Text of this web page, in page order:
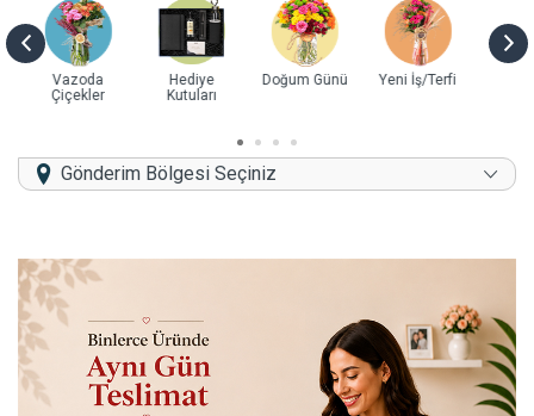
Doğum Günü Yeni İş/Terfi Yıl Dönümü Kutuda Güller
Gönderim Bölgesi Seçiniz